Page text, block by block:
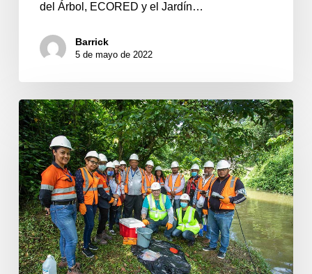
del Árbol, ECORED y el Jardín…
Barrick
5 de mayo de 2022
Barrick
Pueblo
Viejo
comparte
la
gestión
y
el
uso
del
agua
en